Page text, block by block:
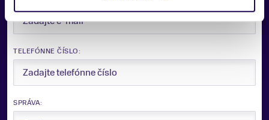
TELEFÓNNE ČÍSLO:
SPRÁVA: